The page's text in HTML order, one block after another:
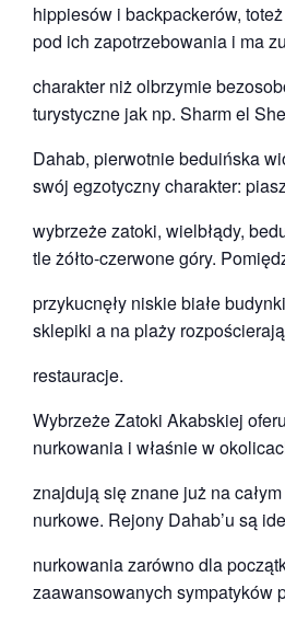
hippiesów i backpackerów,
pod ich zapotrzebowania i ma
charakter niż olbrzymie
turystyczne jak np. Sharm el
Dahab, pierwotnie beduińska
swój egzotyczny charakter:
wybrzeże zatoki, wielbłądy,
tle żółto-czerwone góry.
przykucnęły niskie białe
sklepiki a na plaży
restauracje.
Wybrzeże Zatoki Akabskiej
nurkowania i właśnie w
znajdują się znane już na
nurkowe. Rejony Dahab’u są
nurkowania zarówno dla
zaawansowanych sympatyków